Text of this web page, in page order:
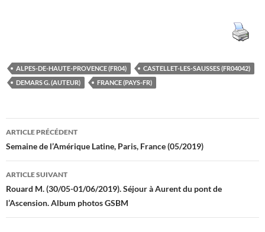
ALPES-DE-HAUTE-PROVENCE (FR04)
CASTELLET-LES-SAUSSES (FR04042)
DEMARS G. (AUTEUR)
FRANCE (PAYS-FR)
Navigation
des
articles
ARTICLE PRÉCÉDENT
Semaine de l’Amérique Latine, Paris, France (05/2019)
ARTICLE SUIVANT
Rouard M. (30/05-01/06/2019). Séjour à Aurent du pont de
l’Ascension. Album photos GSBM